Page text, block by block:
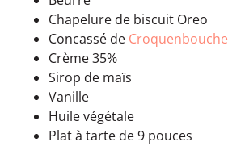
Chapelure de biscuit Oreo
Concassé de Croquenbouche
Crème 35%
Sirop de maïs
Vanille
Huile végétale
Plat à tarte de 9 pouces